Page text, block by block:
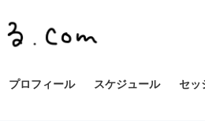
プロフィール スケジュール セッ